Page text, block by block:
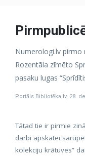
Numerologi.lv pirmo
Rozentāla zīmēto
pasaku lugas
Portāls Bibliotēka.lv, 28.
Tātad tie ir pirmie
darbi apskatei
kolekciju krātuves”